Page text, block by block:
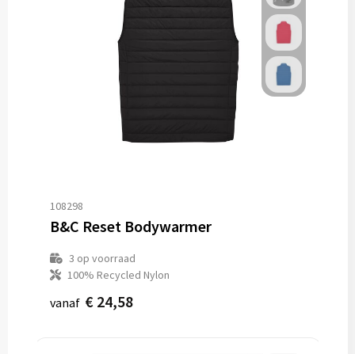
108298
B&C Reset Bodywarmer
3 op voorraad
100% Recycled Nylon
vanaf € 24,58